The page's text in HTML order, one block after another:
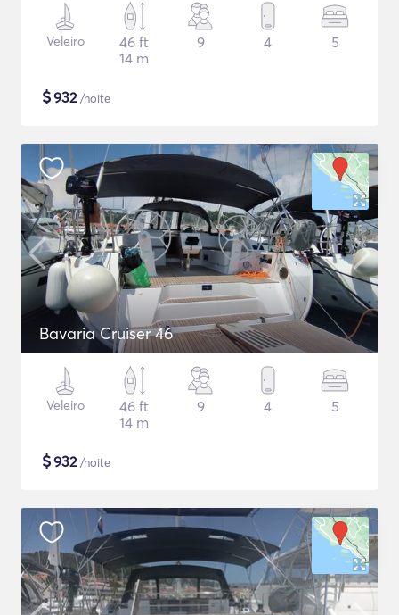
Veleiro
46 ft
14 m
9 4 5
$932/noite
Bavaria Cruiser 46
Veleiro
46 ft
14 m
9 4 5
$932/noite